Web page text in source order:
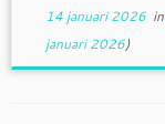
14 januari 2026in
januari 2026)